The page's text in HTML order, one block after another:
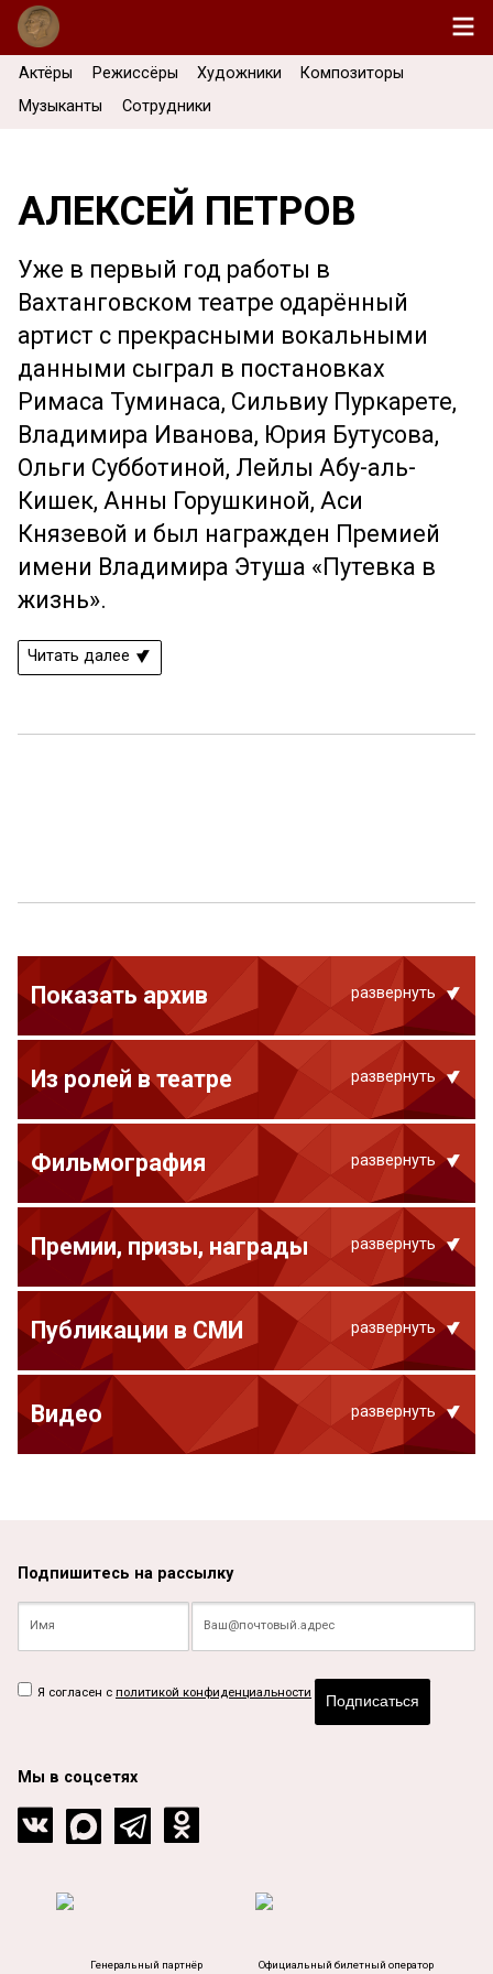
Актёры Режиссёры Художники
Композиторы
Музыканты
Сотрудники
АЛЕКСЕЙ ПЕТРОВ
Уже в первый год работы в
Вахтанговском театре одарённый
артист с прекрасными вокальными
данными сыграл в постановках
Римаса Туминаса, Сильвиу Пуркарете,
Владимира Иванова, Юрия Бутусова,
Ольги Субботиной, Лейлы Абу-аль-
Кишек, Анны Горушкиной, Аси
Князевой и был награжден Премией
имени Владимира Этуша «Путевка в
жизнь».
Читать далее
Показать архив развернуть
Из ролей в театре развернуть
Фильмография развернуть
Премии, призы, награды развернуть
Публикации в СМИ развернуть
Видео развернуть
Подпишитесь на рассылку
Я согласен с политикой конфиденциальности
Подписаться
Мы в соцсетях
Генеральный партнёр Официальный билетный оператор